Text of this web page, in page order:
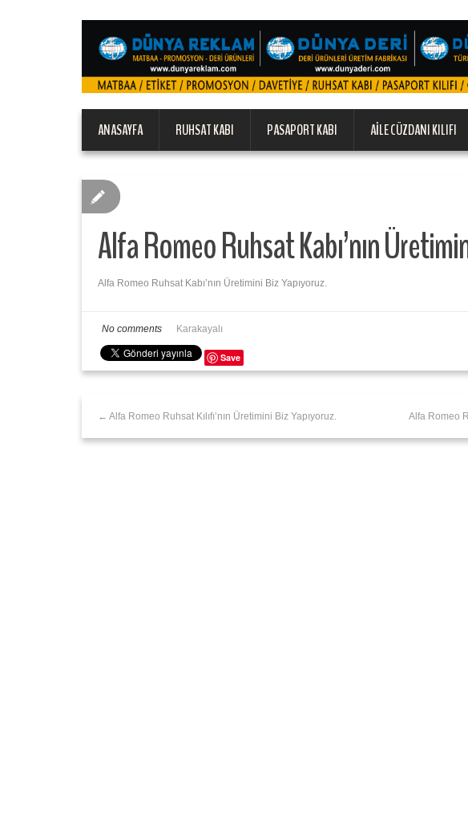
ANASAYFA RUHSAT KABI PASAPORT KABI AILE CÜZDANI KILIFI
Alfa Romeo Ruhsat Kabı’nın
Alfa Romeo Ruhsat Kabı’nın Üretimini Biz Yapıyoruz.
No comments Karakayalı
Save
← Alfa Romeo Ruhsat Kılıfı’nın Üretimini Biz Yapıyoruz. Alfa Romeo